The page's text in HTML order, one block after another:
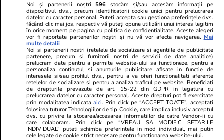
lăudăroșeniei, plăcerea de a
pălăvrăgi și înnebunirea națiunii
28 iul.
„România are atâta noroc, încât
nu-i mai trebuie politicieni”
Noi și partenerii noștri 596 stocăm și/sau accesăm informații pe
dispozitivul dvs., precum identificatorii cookie unici pentru prelucrarea
datelor cu caracter personal. Puteți accepta sau gestiona preferințele dvs.
făcând clic mai jos, respectiv vă puteți opune utilizării unui interes legitim
în orice moment pe pagina cu politica de confidențialitate. Aceste alegeri
vor fi raportate partenerilor noștri și nu vă vor afecta navigarea. Mai
multe detalii
Noi si partenerii nostri (retelele de socializare si agentiile de publicitate
partenere, precum si furnizorii nostri de servicii de date analitice)
prelucram date pentru a permite website-ului sa functioneze, pentru a
personaliza continutul si anunturile publicitare afisate in functie de
interesele si/sau profilul dvs., pentru a va oferi functionalitati aferente
retelelor de socializare si pentru a analiza traficul pe website. Beneficiati
de drepturile prevazute de art. 15-22 din GDPR in legatura cu
prelucrarea datelor cu caracter personal. Aceste drepturi pot fi exercitate
prin modalitatea indicataaici. Prin click pe “ACCEPT TOATE”, acceptati
folosirea tuturor Tehnologiilor de tip Cookie, care implica inclusiv acceptul
dvs. cu privire la stocarea/accesarea informatiilor de catre Vendor-ii cu
care colaboram. Prin click pe “VREAU SA MODIFIC SETARILE
INDIVIDUAL” puteti schimba preferintele in mod individual, mai putin
cele legate de cookie strict necesare pentru functionarea website-ului.